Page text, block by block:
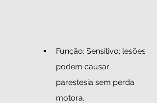
Função: Sensitivo; lesões
podem causar
parestesia sem perda
motora.